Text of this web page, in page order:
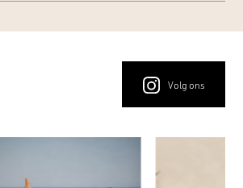
Volg ons